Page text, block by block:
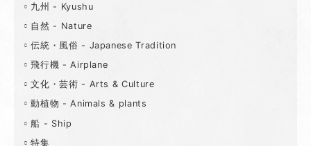
九州 - Kyushu
自然 - Nature
伝統・風俗 - Japanese Tradition
飛行機 - Airplane
文化・芸術 - Arts & Culture
動植物 - Animals & plants
船 - Ship
特集